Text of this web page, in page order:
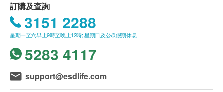
NMN（β-煙酰胺單核苷酸）- 每粒NMN 400mg、 麥
角硫因、PQQ、紫檀芪
提升體內NAD 水平、修復DNA、延緩DNA端粒縮
短、抗氧化、消除自由基、改善睡眠、提升肌膚品
質、改善腦記憶、抗衰逆齡、身體機能年輕化。
訊號懸掛或黑色暴雨警告生效時，送貨服務時間將
會延遲。
所有訂單須視乎相關貨品的供應情況再作最後確
易有權拒絕接受該訂單，並且會於送貨前透過電話
或電郵通知顧客再作安排。
訂購及查詢
3151 2288
星期一至六早上9時至晚上12時; 星期日及公眾假期休息
5283 4117
support@esdlife.com